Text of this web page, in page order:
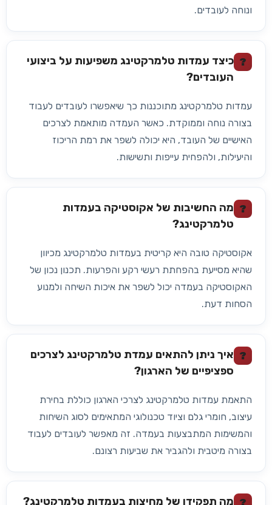
ונוחה לעובדים.
? כיצד עמדות טלמרקטינג משפיעות על ביצועי
העובדים?
עמדות טלמרקטינג מתוכננות כך שיאפשרו לעובדים לעבוד
בצורה נוחה וממוקדת. כאשר העמדה מותאמת לצרכים
האישיים של העובד, היא יכולה לשפר את רמת הריכוז
והיעילות, ולהפחית עייפות ותשישות.
? מה החשיבות של אקוסטיקה בעמדות
טלמרקטינג?
אקוסטיקה טובה היא קריטית בעמדות טלמרקטינג מכיוון
שהיא מסייעת בהפחתת רעשי רקע והפרעות. תכנון נכון של
האקוסטיקה בעמדה יכול לשפר את איכות השיחה ולמנוע
הסחות דעת.
? איך ניתן להתאים עמדת טלמרקטינג לצרכים
ספציפיים של הארגון?
התאמת עמדות טלמרקטינג לצרכי הארגון כוללת בחירת
עיצוב, חומרי גלם וציוד טכנולוגי המתאימים לסוג השיחות
והמשימות המתבצעות בעמדה. זה מאפשר לעובדים לעבוד
בצורה מיטבית ולהגביר את שביעות רצונם.
מה תפקידן של מחיצות בעמדות טלמרקטינג?